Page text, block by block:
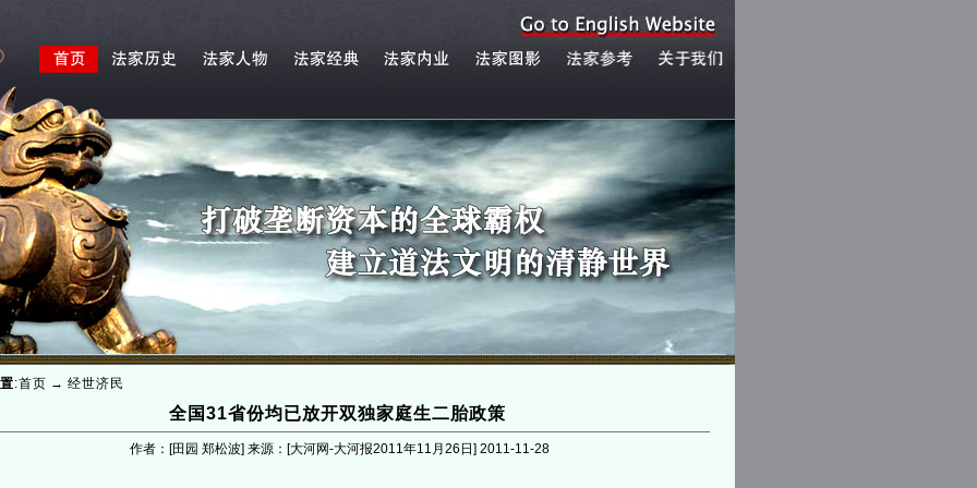
:首页 → 经世济民
全国31省份均已放开双独家庭生二胎政策
作者：[田园 郑松波] 来源：[大河网-大河报2011年11月26日] 2011-11-28